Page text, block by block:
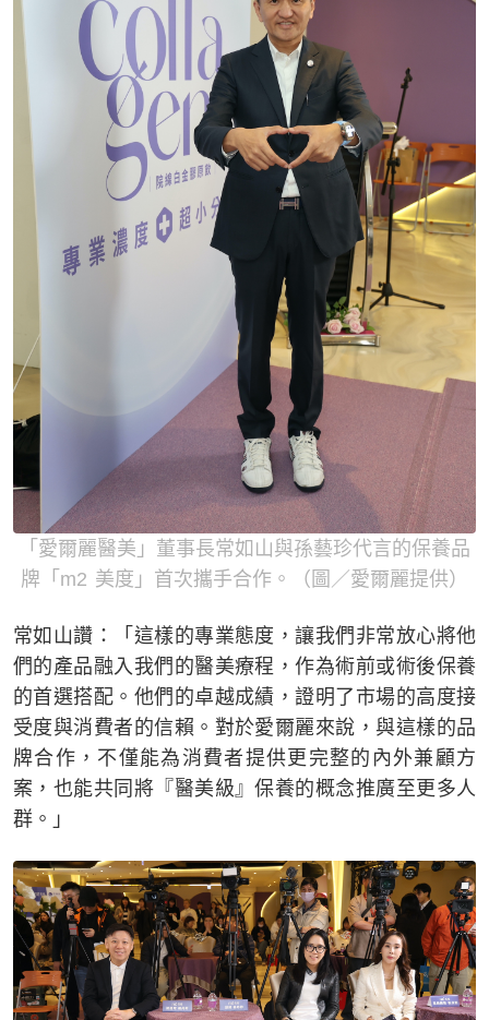
「愛爾麗醫美」董事長常如山與孫藝珍代言的保養品
牌「m2 美度」首次攜手合作。（圖／愛爾麗提供）
常如山讚：「這樣的專業態度，讓我們非常放心將他
們的產品融入我們的醫美療程，作為術前或術後保養
的首選搭配。他們的卓越成績，證明了市場的高度接
受度與消費者的信賴。對於愛爾麗來說，與這樣的品
牌合作，不僅能為消費者提供更完整的內外兼顧方
案，也能共同將『醫美級』保養的概念推廣至更多人
群。」